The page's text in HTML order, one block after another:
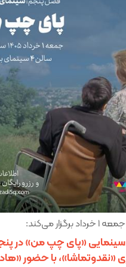
می‌کند:
سینمایی «پای چپ من» در
«نقدوتماشا»، با حضور